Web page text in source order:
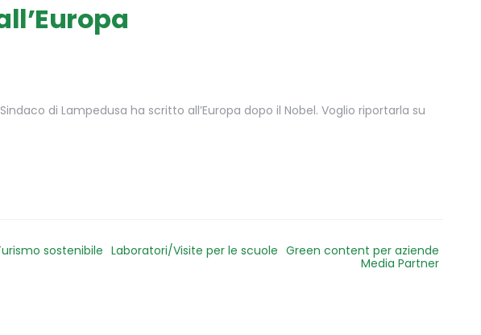
di Lampedusa ha scritto all’Europa dopo il Nobel. Voglio riportarla su
sostenibile Laboratori/Visite per le scuole Green content per aziende
Media Partner